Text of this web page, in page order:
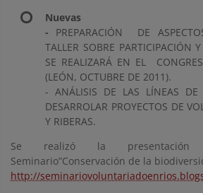
Nuevas
- PREPARACIÓN DE
TALLER SOBRE PARTICIPACIÓN
SE REALIZARÁ EN EL
(LEÓN, OCTUBRE DE 2011).
- ANÁLISIS DE LAS LÍNEAS DE
DESARROLAR PROYECTOS DE
Y RIBERAS.
Se realizó la
Seminario”Conservación de la
http://